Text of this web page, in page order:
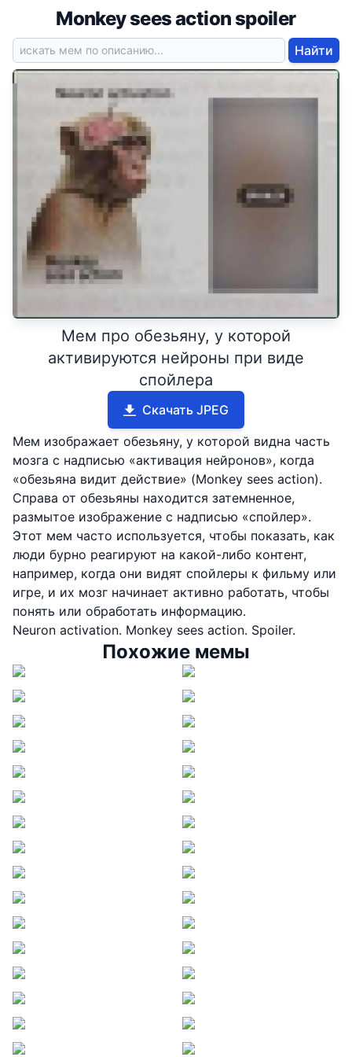
Monkey sees action spoiler
Найти
Мем про обезьяну, у которой
активируются нейроны при виде
спойлера
Скачать JPEG
Мем изображает обезьяну, у которой видна часть
мозга с надписью «активация нейронов», когда
«обезьяна видит действие» (Monkey sees action).
Справа от обезьяны находится затемненное,
размытое изображение с надписью «спойлер».
Этот мем часто используется, чтобы показать, как
люди бурно реагируют на какой-либо контент,
например, когда они видят спойлеры к фильму или
игре, и их мозг начинает активно работать, чтобы
понять или обработать информацию.
Neuron activation. Monkey sees action. Spoiler.
Похожие мемы